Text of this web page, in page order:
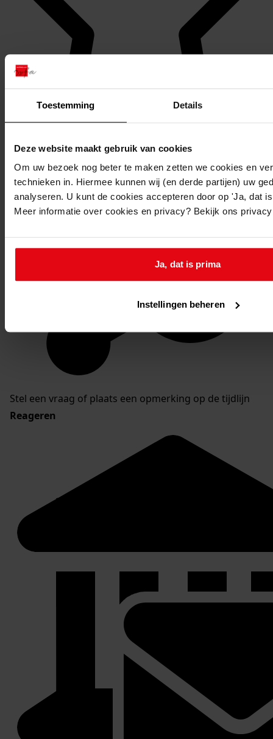
Toestemming Details
Deze website maakt gebruik van cookies
Om uw bezoek nog beter te maken zetten we cookies en
technieken in. Hiermee kunnen wij (en derde partijen) uw
analyseren. U kunt de cookies accepteren door op 'Ja, dat
Meer informatie over cookies en privacy? Bekijk ons
Ja, dat is prima
Instellingen beheren
Stel een vraag of plaats een opmerking op de tijdlijn
Reageren